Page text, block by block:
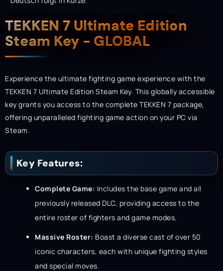
Description
TEKKEN 7 Ultimate Edition
Steam Key - GLOBAL
Experience the ultimate fighting game experience with the
TEKKEN 7 Ultimate Edition Steam Key. This globally accessible
key grants you access to the complete TEKKEN 7 package,
offering unparalleled fighting game action on your PC via
Steam.
Key Features:
Complete Game: Includes the base game and all
previously released DLC, providing access to the
entire roster of fighters and game modes.
Massive Roster: Boast a diverse cast of over 50
iconic characters, each with unique fighting styles
and special moves.